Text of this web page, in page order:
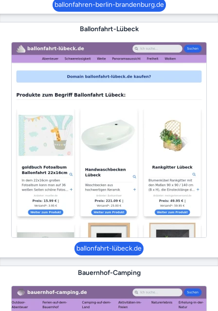
ballonfahren-berlin-brandenburg.de
Ballonfahrt-Lübeck
ballonfahrt-lübeck.de
Bauernhof-Camping